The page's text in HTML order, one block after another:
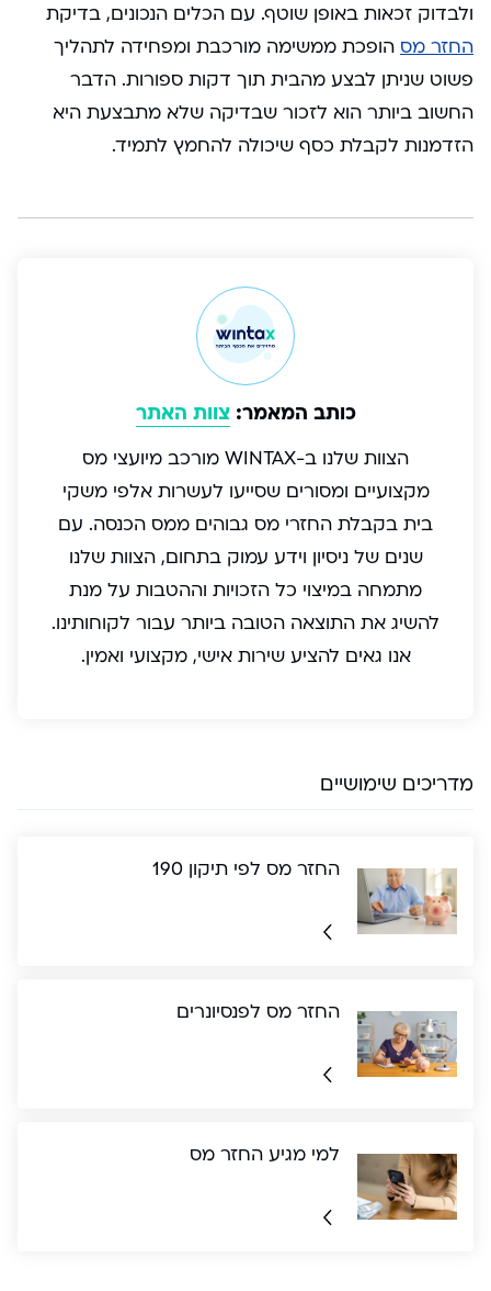
ולבדוק זכאות באופן שוטף. עם הכלים הנכונים, בדיקת
החזר מס הופכת ממשימה מורכבת ומפחידה לתהליך
פשוט שניתן לבצע מהבית תוך דקות ספורות. הדבר
החשוב ביותר הוא לזכור שבדיקה שלא מתבצעת היא
הזדמנות לקבלת כסף שיכולה להחמץ לתמיד.
כותב המאמר: צוות האתר
הצוות שלנו ב-WINTAX מורכב מיועצי מס
מקצועיים ומסורים שסייעו לעשרות אלפי משקי
בית בקבלת החזרי מס גבוהים ממס הכנסה. עם
שנים של ניסיון וידע עמוק בתחום, הצוות שלנו
מתמחה במיצוי כל הזכויות וההטבות על מנת
להשיג את התוצאה הטובה ביותר עבור לקוחותינו.
אנו גאים להציע שירות אישי, מקצועי ואמין.
מדריכים שימושיים
החזר מס לפי תיקון 190
החזר מס לפנסיונרים
למי מגיע החזר מס